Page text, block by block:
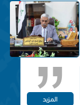
المزيد